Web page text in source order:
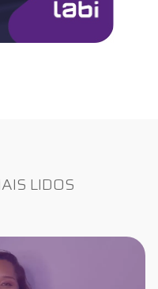
LIDOS